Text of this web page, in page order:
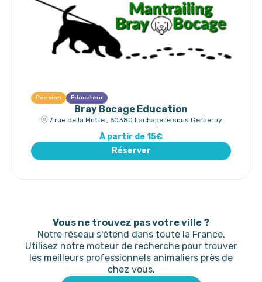
Pension Éducateur
Bray Bocage Education
7 rue de la Motte , 60380 Lachapelle sous Gerberoy
À partir de 15€
Réserver
Vous ne trouvez pas votre ville ?
Notre réseau s'étend dans toute la France.
Utilisez notre moteur de recherche pour trouver
les meilleurs professionnels animaliers près de
chez vous.